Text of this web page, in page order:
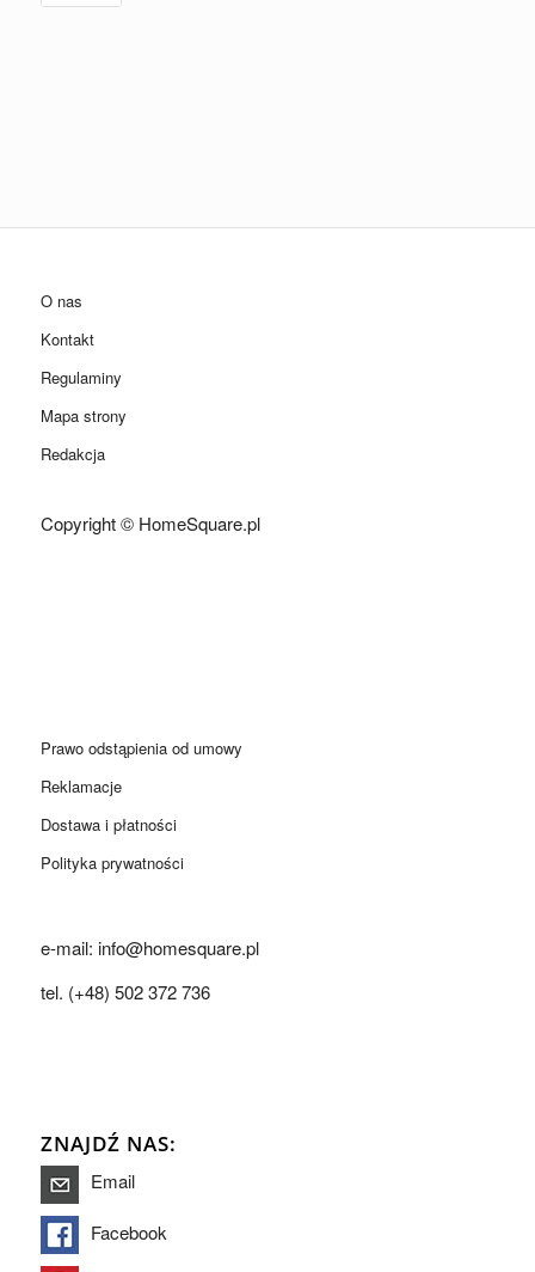
O nas
Kontakt
Regulaminy
Mapa strony
Redakcja
Copyright © HomeSquare.pl
Prawo odstąpienia od umowy
Reklamacje
Dostawa i płatności
Polityka prywatności
e-mail: info@homesquare.pl
tel. (+48) 502 372 736
ZNAJDŹ NAS:
Email
Facebook